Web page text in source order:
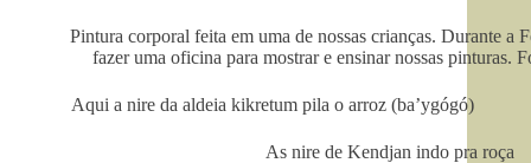
Pintura corporal feita em uma de nossas crianças. Durante a
fazer uma oficina para mostrar e ensinar nossas pinturas.
Aqui a nire da aldeia kikretum pila o arroz (ba’ygógó)
As nire de Kendjan indo pra roça